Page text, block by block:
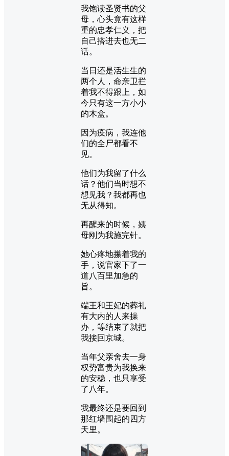
我饱读圣贤书的父
母，心头竟有这样
重的忠孝仁义，把
自己搭进去也无二
话。
当日还是活生生的
两个人，命亲卫拦
着我不得跟上，如
今只有这一方小小
的木盒。
因为疫病，我连他
们的全尸都看不
见。
他们为我留了什么
话？他们当时想不
想见我？我都再也
无从得知。
再醒来的时候，姨
母刚为我施完针。
她心疼地攥着我的
手，说官家下了一
道八百里加急的
旨。
端王和王妃的葬礼
有大内的人来操
办，等结束了就把
我接回京城。
当年父亲舍去一身
权势富贵为我换来
的安稳，也只享受
了八年。
我最终还是要回到
那红墙围起的四方
天里。